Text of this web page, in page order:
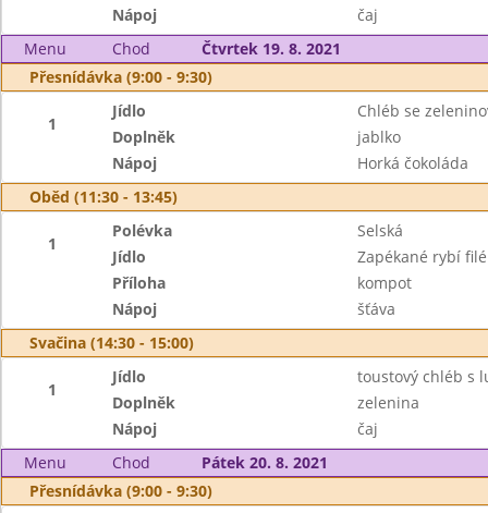
Nápoj
čaj
Menu
Chod
Čtvrtek 19. 8. 2021
Přesnídávka (9:00 - 9:30)
1
Jídlo
Chléb se
Doplněk
jablko
Nápoj
Horká čokoláda
Oběd (11:30 - 13:45)
1
Polévka
Selská
Jídlo
Zapékané rybí
Příloha
kompot
Nápoj
šťáva
Svačina (14:30 - 15:00)
1
Jídlo
toustový chléb s
Doplněk
zelenina
Nápoj
čaj
Menu
Chod
Pátek 20. 8. 2021
Přesnídávka (9:00 - 9:30)